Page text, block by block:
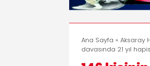
Ana Sayfa » Aksaray
davasında 21 yıl hapis